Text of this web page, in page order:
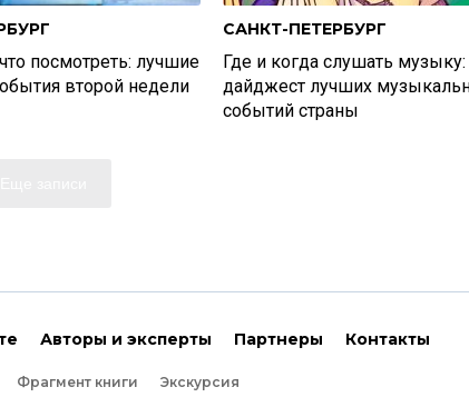
посмотреть: лучшие
второй недели
САНКТ-ПЕТЕРБУРГ
Где и когда слушать музыку:
дайджест лучших
событий страны
Авторы и эксперты Партнеры Контакты
Фрагмент книги Экскурсия